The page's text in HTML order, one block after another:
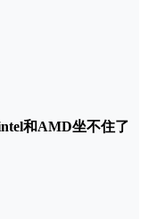
和AMD坐不住了